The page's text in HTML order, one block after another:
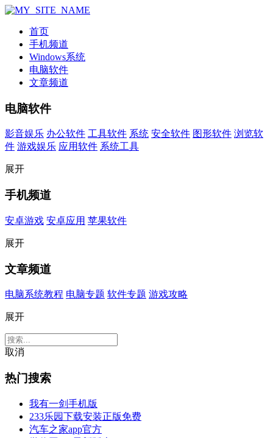
首页
手机频道
Windows系统
电脑软件
文章频道
电脑软件
影音娱乐 办公软件 工具软件 系统 安全软件 图形软件 浏览软
件 游戏娱乐 应用软件 系统工具
展开
手机频道
安卓游戏 安卓应用 苹果软件
展开
文章频道
电脑系统教程 电脑专题 软件专题 游戏攻略
展开
取消
热门搜索
我有一剑手机版
233乐园下载安装正版免费
汽车之家app官方